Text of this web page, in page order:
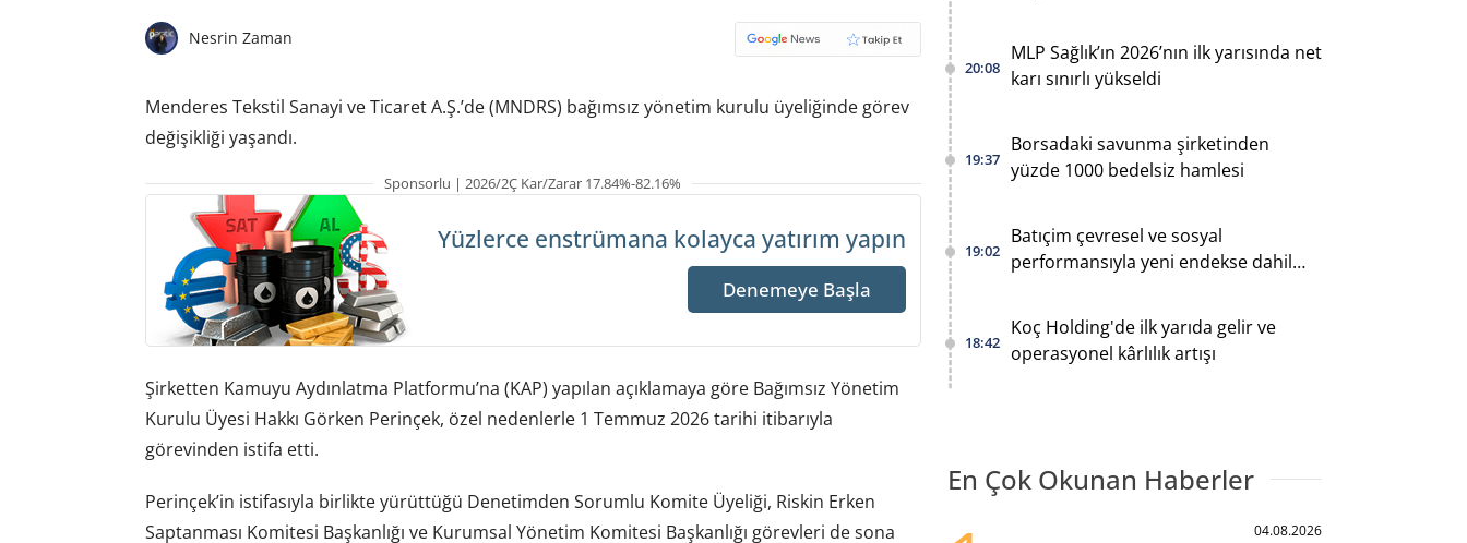
Nesrin Zaman
Menderes Tekstil Sanayi ve Ticaret A.Ş.’de (MNDRS) bağımsız yönetim kurulu üyeliğinde görev
değişikliği yaşandı.
Sponsorlu | 2026/2Ç Kar/Zarar 17.84%-82.16%
Yüzlerce enstrümana kolayca yatırım yapın
Denemeye Başla
Şirketten Kamuyu Aydınlatma Platformu’na (KAP) yapılan açıklamaya göre Bağımsız Yönetim
Kurulu Üyesi Hakkı Görken Perinçek, özel nedenlerle 1 Temmuz 2026 tarihi itibarıyla
görevinden istifa etti.
Perinçek’in istifasıyla birlikte yürüttüğü Denetimden Sorumlu Komite Üyeliği, Riskin Erken
Saptanması Komitesi Başkanlığı ve Kurumsal Yönetim Komitesi Başkanlığı görevleri de sona
20:08
MLP Sağlık’ın 2026’nın ilk yarısında net
karı sınırlı yükseldi
19:37
Borsadaki savunma şirketinden
yüzde 1000 bedelsiz hamlesi
19:02
Batıçim çevresel ve sosyal
performansıyla yeni endekse dahil
18:42
Koç Holding'de ilk yarıda gelir ve
operasyonel kârlılık artışı
En Çok Okunan Haberler
04.08.2026